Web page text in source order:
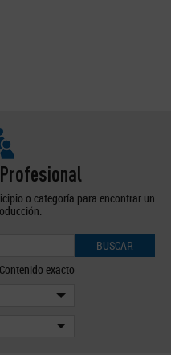
o categoría para encontrar un
BUSCAR
Contenido exacto